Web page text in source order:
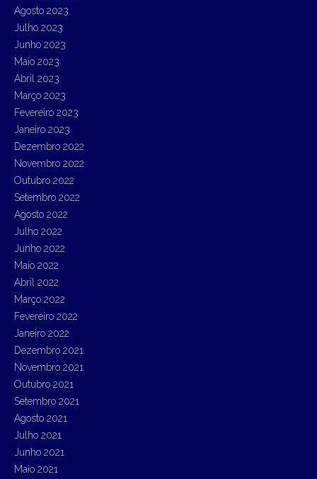
Agosto 2023
Julho 2023
Junho 2023
Maio 2023
Abril 2023
Março 2023
Fevereiro 2023
Janeiro 2023
Dezembro 2022
Novembro 2022
Outubro 2022
Setembro 2022
Agosto 2022
Julho 2022
Junho 2022
Maio 2022
Abril 2022
Março 2022
Fevereiro 2022
Janeiro 2022
Dezembro 2021
Novembro 2021
Outubro 2021
Setembro 2021
Agosto 2021
Julho 2021
Junho 2021
Maio 2021